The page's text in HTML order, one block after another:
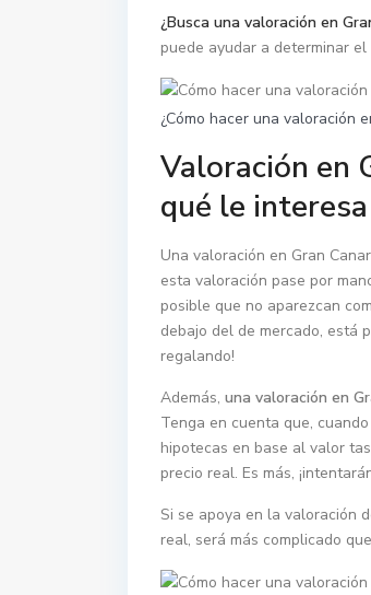
¿Busca una valoración en
puede ayudar a determinar
¿Cómo hacer una valoración
Valoración en
qué le interesa
Una valoración en Gran
esta valoración pase por
posible que no aparezcan
debajo del de mercado, está
regalando!
Además, una valoración en
Tenga en cuenta que,
hipotecas en base al valor
precio real. Es más,
Si se apoya en la valoración
real, será más complicado